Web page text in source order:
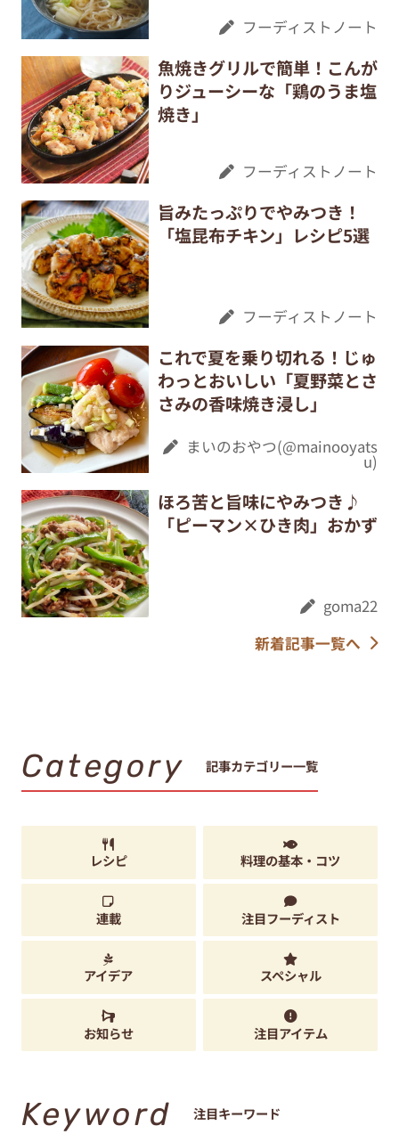
フーディストノート
魚焼きグリルで簡単！こんが
りジューシーな「鶏のうま塩
焼き」
フーディストノート
旨みたっぷりでやみつき！
「塩昆布チキン」レシピ5選
フーディストノート
これで夏を乗り切れる！じゅ
わっとおいしい「夏野菜とさ
さみの香味焼き浸し」
まいのおやつ(@mainooyats
u)
ほろ苦と旨味にやみつき♪
「ピーマン×ひき肉」おかず
goma22
新着記事一覧へ
Category 記事カテゴリー一覧
レシピ 料理の基本・コツ
連載 注目フーディスト
アイデア スペシャル
お知らせ 注目アイテム
Keyword 注目キーワード